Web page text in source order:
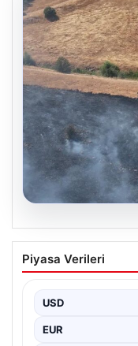
Tunceli’de
sıçrayan
Yangın Kontrol
çeşitli…
Piyasa Verileri
USD
EUR